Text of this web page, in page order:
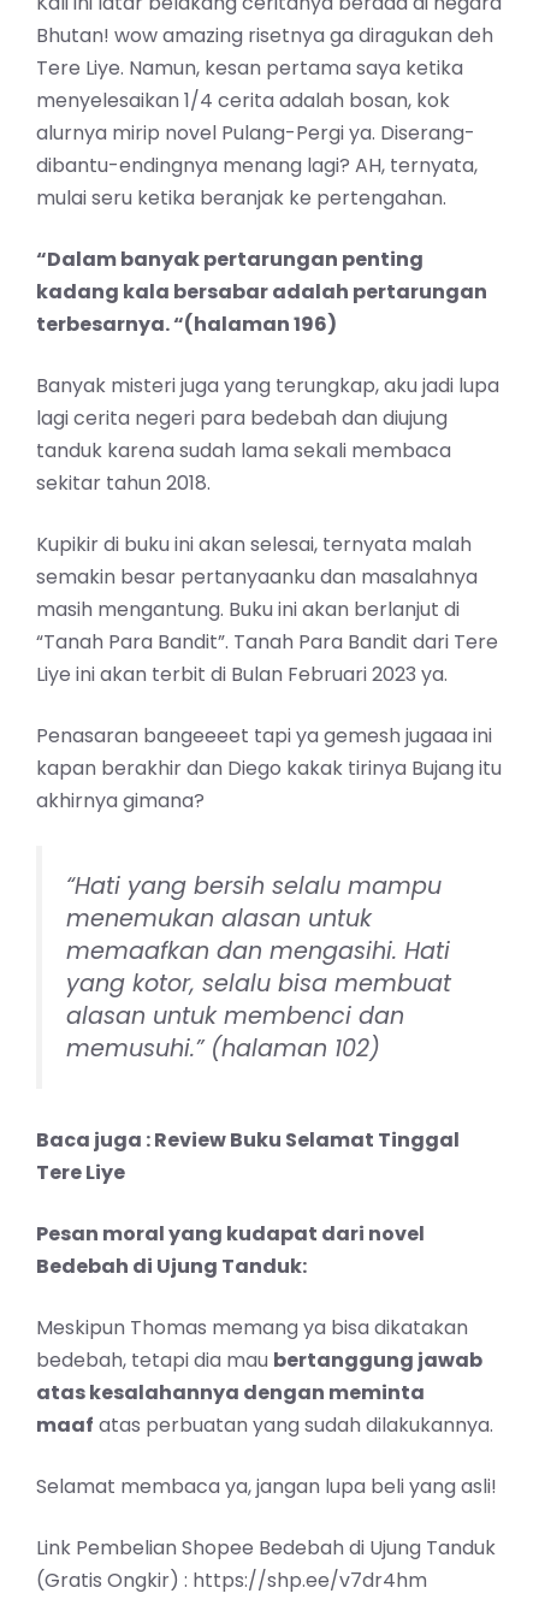
Bhutan! wow amazing risetnya ga diragukan deh
Tere Liye. Namun, kesan pertama saya ketika
menyelesaikan 1/4 cerita adalah bosan, kok
alurnya mirip novel Pulang-Pergi ya. Diserang-
dibantu-endingnya menang lagi? AH, ternyata,
mulai seru ketika beranjak ke pertengahan.
“Dalam banyak pertarungan penting
kadang kala bersabar adalah pertarungan
terbesarnya. “(halaman 196)
Banyak misteri juga yang terungkap, aku jadi lupa
lagi cerita negeri para bedebah dan diujung
tanduk karena sudah lama sekali membaca
sekitar tahun 2018.
Kupikir di buku ini akan selesai, ternyata malah
semakin besar pertanyaanku dan masalahnya
masih mengantung. Buku ini akan berlanjut di
“Tanah Para Bandit”. Tanah Para Bandit dari Tere
Liye ini akan terbit di Bulan Februari 2023 ya.
Penasaran bangeeeet tapi ya gemesh jugaaa ini
kapan berakhir dan Diego kakak tirinya Bujang itu
akhirnya gimana?
“Hati yang bersih selalu mampu
menemukan alasan untuk
memaafkan dan mengasihi. Hati
yang kotor, selalu bisa membuat
alasan untuk membenci dan
memusuhi.” (halaman 102)
Baca juga :Review Buku Selamat Tinggal
Tere Liye
Pesan moral yang kudapat dari novel
Bedebah di Ujung Tanduk:
Meskipun Thomas memang ya bisa dikatakan
bedebah, tetapi dia mau bertanggung jawab
atas kesalahannya dengan meminta
maaf atas perbuatan yang sudah dilakukannya.
Selamat membaca ya, jangan lupa beli yang asli!
Link Pembelian Shopee Bedebah di Ujung Tanduk
(Gratis Ongkir) : https://shp.ee/v7dr4hm